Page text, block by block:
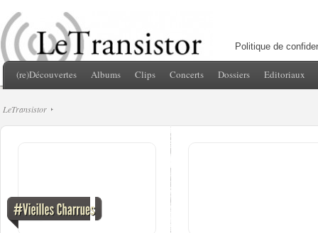
Politique de
(re)Découvertes Albums Clips Concerts Dossiers Editoriaux
LeTransistor